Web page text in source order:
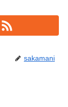
sakamani